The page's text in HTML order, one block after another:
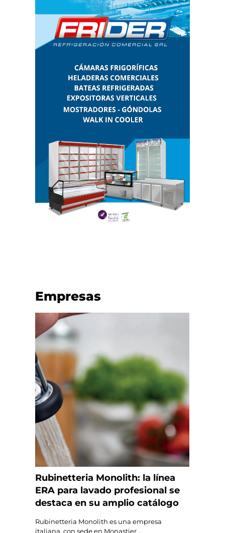
Empresas
Rubinetteria Monolith: la línea
ERA para lavado profesional se
destaca en su amplio catálogo
Rubinetteria Monolith es una empresa
italiana, con sede en Monastier...